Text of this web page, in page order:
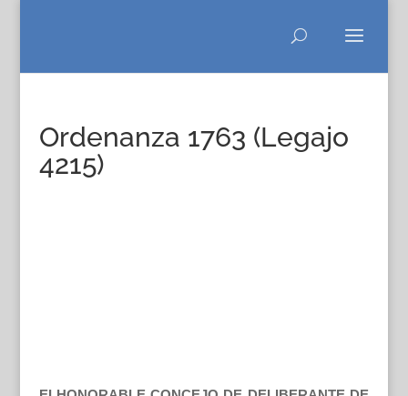
Ordenanza 1763 (Legajo
4215)